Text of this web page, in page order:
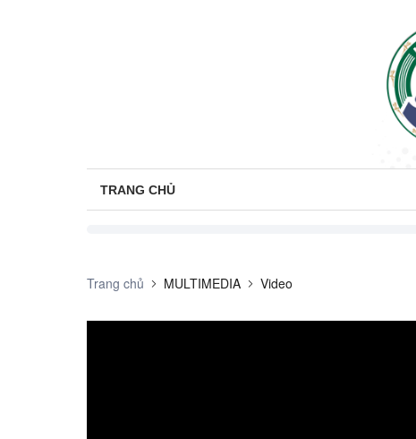
TRANG CHỦ
Trang chủ MULTIMEDIA Video